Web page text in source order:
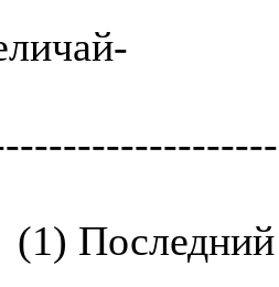
Последний